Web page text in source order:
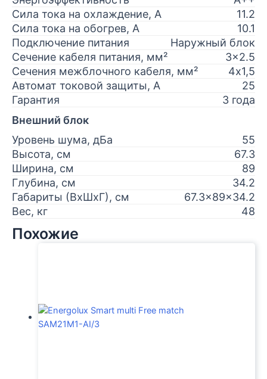
Сила тока на охлаждение, А
11.2
Сила тока на обогрев, А
10.1
Подключение питания
Наружный блок
Сечение кабеля питания, мм²
3x2.5
Сечения межблочного кабеля, мм²
4х1,5
Автомат токовой защиты, А
25
Гарантия
3 года
Внешний блок
Уровень шума, дБа
55
Высота, см
67.3
Ширина, см
89
Глубина, см
34.2
Габариты (ВхШхГ), см
67.3x89x34.2
Вес, кг
48
Похожие